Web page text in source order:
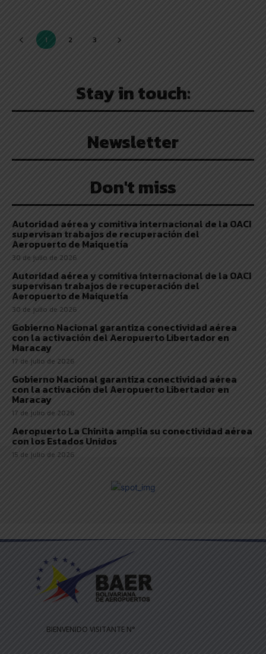
1 2 3
Stay in touch:
Newsletter
Don't miss
Autoridad aérea y comitiva internacional de la OACI
supervisan trabajos de recuperación del
Aeropuerto de Maiquetía
30 de julio de 2026
Autoridad aérea y comitiva internacional de la OACI
supervisan trabajos de recuperación del
Aeropuerto de Maiquetía
30 de julio de 2026
Gobierno Nacional garantiza conectividad aérea
con la activación del Aeropuerto Libertador en
Maracay
17 de julio de 2026
Gobierno Nacional garantiza conectividad aérea
con la activación del Aeropuerto Libertador en
Maracay
17 de julio de 2026
Aeropuerto La Chinita amplía su conectividad aérea
con los Estados Unidos
15 de julio de 2026
BIENVENIDO VISITANTE N°